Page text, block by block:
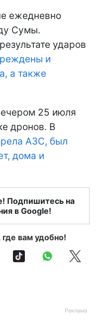
ежедневно
Сумы.
ударов
и
а также
25 июля
дронов. В
АЗС, был
дома и
Подпишитесь на
в Google!
вам удобно!